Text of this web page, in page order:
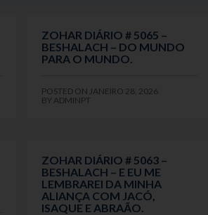
ZOHAR DIÁRIO # 5065 –
BESHALACH – DO MUNDO
PARA O MUNDO.
POSTED ON JANEIRO 28, 2026
BY ADMINPT
ZOHAR DIÁRIO # 5063 –
BESHALACH – E EU ME
LEMBRAREI DA MINHA
ALIANÇA COM JACÓ,
ISAQUE E ABRAÃO.